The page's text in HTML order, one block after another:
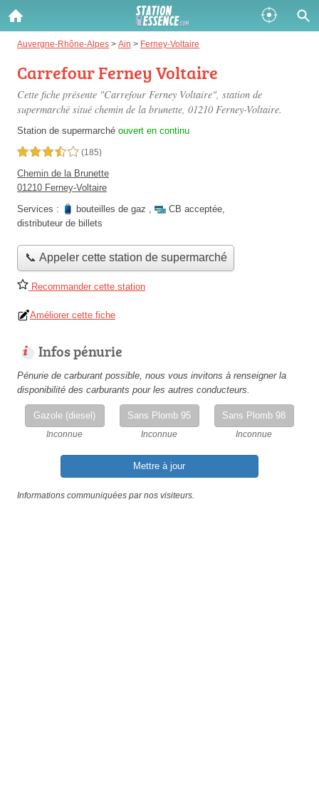
Auvergne-Rhône-Alpes > Ain > Ferney-Voltaire
Carrefour Ferney Voltaire
Cette fiche présente "Carrefour Ferney Voltaire", station de
supermarché situé chemin de la brunette, 01210 Ferney-Voltaire.
Station de supermarché ouvert en continu
3,5 étoiles sur 5 (185)
Chemin de la Brunette
01210 Ferney-Voltaire
Services :
bouteilles de gaz , CB acceptée,
distributeur de billets
📞 Appeler cette station de supermarché
Recommander cette station
Améliorer cette fiche
Infos pénurie
Pénurie de carburant possible, nous vous invitons à renseigner la
disponibilité des carburants pour les autres conducteurs.
Gazole (diesel)
Inconnue
Sans Plomb 95
Inconnue
Sans Plomb 98
Inconnue
Mettre à jour
Informations communiquées par nos visiteurs.
Gazole :
Disponible Épuisé
SP 98 :
Disponible
SP 95 :
Disponible